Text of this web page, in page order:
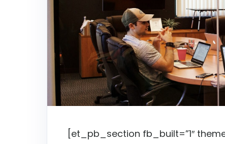
[et_pb_section fb_built=”1″